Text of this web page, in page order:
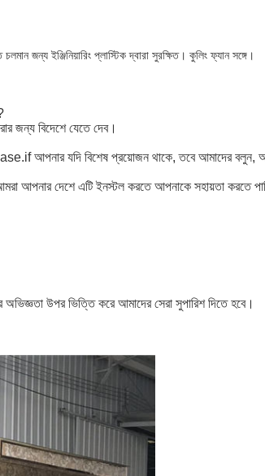
জন্য ইঞ্জিনিয়ারিং প্লাস্টিক দ্বারা সুরক্ষিত। কুলিং ফ্যান সঙ্গে।
জন্য বিদেশে যেতে দেব।
যদি বিশেষ প্রয়োজন থাকে, তবে আমাদের বলুন,
আপনার দেশে এটি ইনস্টল করতে আপনাকে সহায়তা করতে
অভিজ্ঞতা উপর ভিত্তি করে আমাদের সেরা সুপারিশ দিতে হবে।